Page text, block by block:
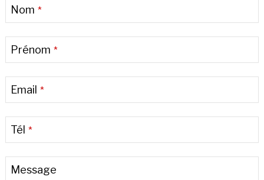
Nom *
Prénom *
Email *
Tél *
Email
Message